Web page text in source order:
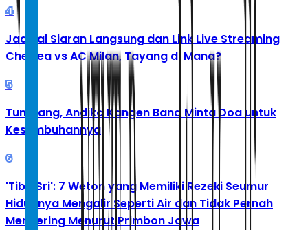
4
Jadwal Siaran Langsung dan Link Live Streaming
Chelsea vs AC Milan, Tayang di Mana?
5
Tumbang, Andika Kangen Band Minta Doa untuk
Kesembuhannya
6
'Tibo Sri': 7 Weton yang Memiliki Rezeki Seumur
Hidupnya Mengalir Seperti Air dan Tidak Pernah
Mengering Menurut Primbon Jawa